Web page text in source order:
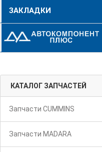
ЗАКЛАДКИ
КАТАЛОГ ЗАПЧАСТЕЙ
Запчасти CUMMINS
Запчасти MADARA